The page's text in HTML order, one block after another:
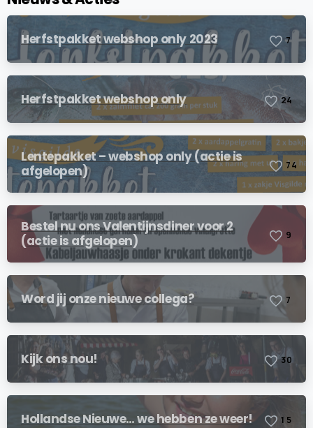
Herfstpakket webshop only 2023 7
Herfstpakket webshop only 24
Lentepakket – webshop only (actie is
afgelopen)
74
Bestel nu ons Valentijnsdiner voor 2
(actie is afgelopen)
9
Word jij onze nieuwe collega? 7
Kijk ons nou! 30
Hollandse Nieuwe… we hebben ze weer! 1 5